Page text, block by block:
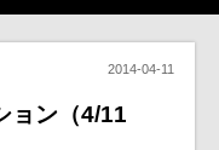
2014-04-11
ョン（4/11